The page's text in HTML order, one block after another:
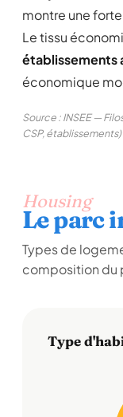
montre une
Le tissu
établissements
économique
Source : INSEE —
CSP, établissements)
Housing
Le parc
Types de
composition du
Type